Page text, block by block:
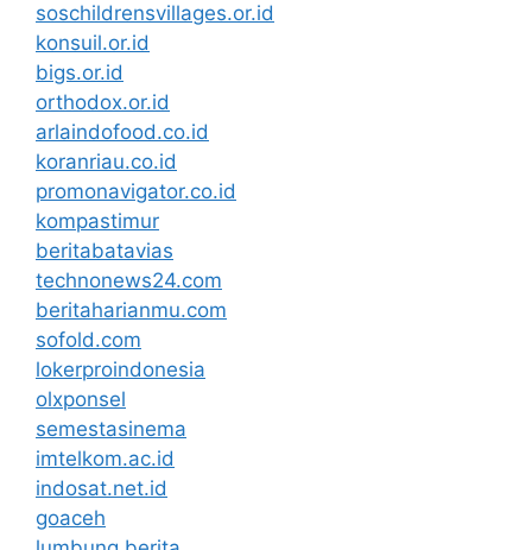
soschildrensvillages.or.id
konsuil.or.id
bigs.or.id
orthodox.or.id
arlaindofood.co.id
koranriau.co.id
promonavigator.co.id
kompastimur
beritabatavias
technonews24.com
beritaharianmu.com
sofold.com
lokerproindonesia
olxponsel
semestasinema
imtelkom.ac.id
indosat.net.id
goaceh